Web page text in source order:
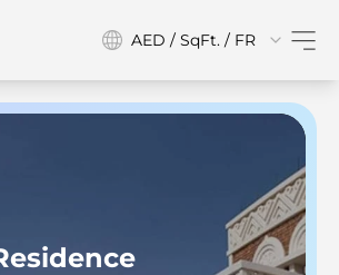
AED / SqFt. / FR